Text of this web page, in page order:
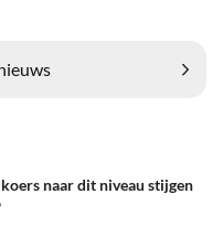
naar dit niveau stijgen